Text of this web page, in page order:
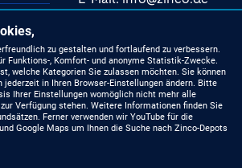
MIT UNS AUF DEM
NEUESTEN STAND
Produkte
zu gestalten und fortlaufend zu verbessern.
Funktions-, Komfort- und anonyme Statistik-Zwecke.
welche Kategorien Sie zulassen möchten. Sie können
jederzeit in Ihren Browser-Einstellungen ändern. Bitte
Ihrer Einstellungen womöglich nicht mehr alle
Verfügung stehen. Weitere Informationen finden Sie
Ferner verwenden wir YouTube für die
Google Maps um Ihnen die Suche nach Zinco-Depots